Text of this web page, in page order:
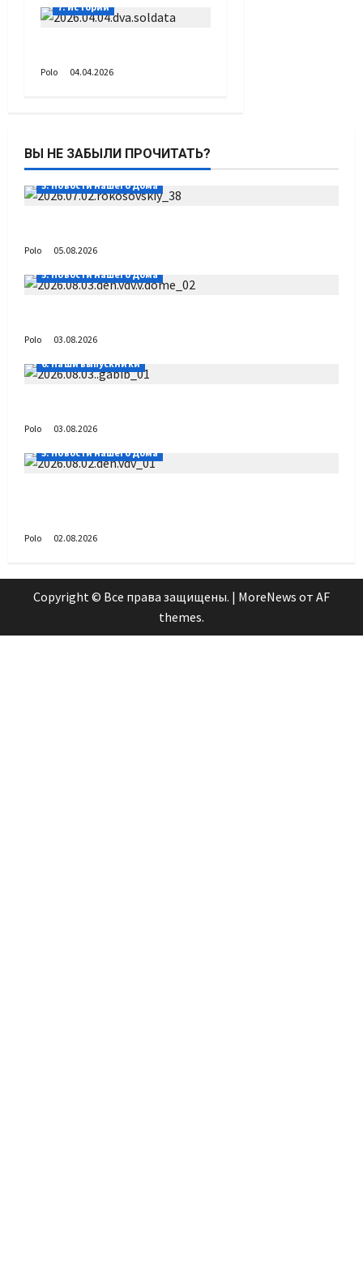
7. Истории
Polo 04.04.2026
ВЫ НЕ ЗАБЫЛИ ПРОЧИТАТЬ?
5. Новости нашего Дома
Polo
05.08.2026
5. Новости нашего Дома
Polo
03.08.2026
6. Наши выпускники
Polo
03.08.2026
5. Новости нашего Дома
Polo 02.08.2026
Copyright © Все права защищены. | MoreNews от AF
themes.